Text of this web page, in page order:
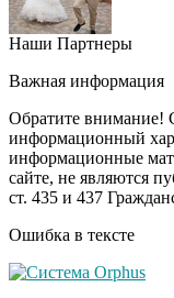
Ролик
шоке от
Ролик
будете
Ржу не
Наши Партнеры
Важная информация
Обратите внимание!
информационный
информационные
сайте, не являются
ст. 435 и 437
Ошибка в тексте